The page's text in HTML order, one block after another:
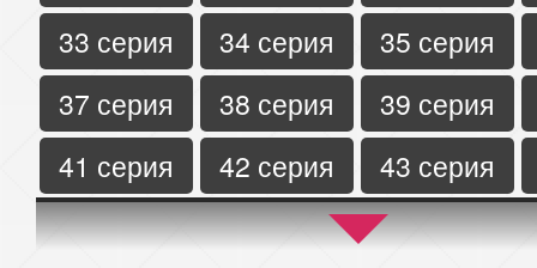
33 серия
34 серия
35 серия
37 серия
38 серия
39 серия
41 серия
42 серия
43 серия
45 серия
46 серия
47 серия